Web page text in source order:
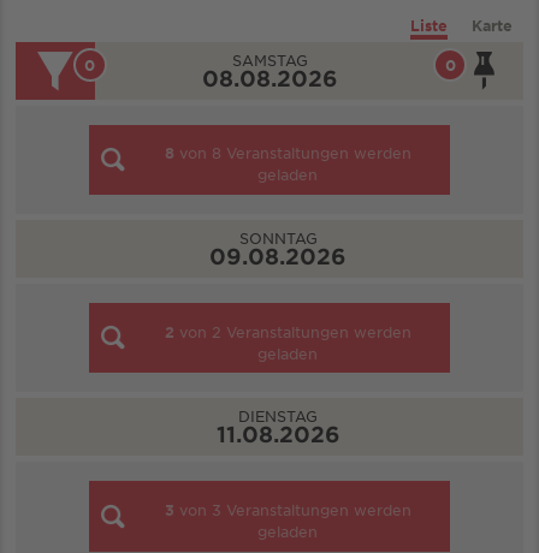
Liste Karte
0
0 SAMSTAG
08.08.2026
8 von 8 Veranstaltungen werden
geladen
SONNTAG
09.08.2026
2 von 2 Veranstaltungen werden
geladen
DIENSTAG
11.08.2026
3 von 3 Veranstaltungen werden
geladen